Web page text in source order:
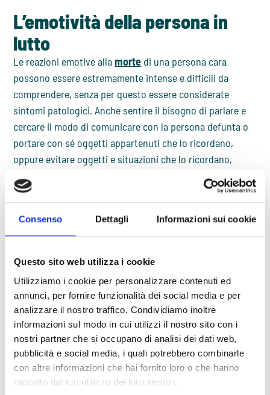
Consenso Dettagli Informazioni sui cookie
Questo sito web utilizza i cookie
Utilizziamo i cookie per personalizzare contenuti ed
annunci, per fornire funzionalità dei social media e per
analizzare il nostro traffico. Condividiamo inoltre
informazioni sul modo in cui utilizzi il nostro sito con i
nostri partner che si occupano di analisi dei dati web,
pubblicità e social media, i quali potrebbero combinarle
con altre informazioni che hai fornito loro o che hanno
raccolto dal tuo utilizzo dei loro servizi.
L’emotività della persona in
lutto
Le reazioni emotive allamorte di una persona cara
possono essere estremamente intense e difficili da
comprendere, senza per questo essere considerate
sintomi patologici. Anche sentire il bisogno di parlare e
cercare il modo di comunicare con la persona defunta o
portare con sé oggetti appartenuti che lo ricordano,
oppure evitare oggetti e situazioni che lo ricordano,
possono essere reazioni comportamentali per affrontare
la perdita.
emotivo, tristezza, solitudine e struggimento, possono
emergere vissuti dirabbiae di colpa. La rabbia può
essere dislocata verso altri nel tentativo di cercare una
spesso a un senso di impotenza di fronte all’ineluttabilità
della perdita. I vissuti emotivi di colpa dell’individuo in
lutto possono riferirsi al non esserci stato nel momento
del decesso, al non essere o non avere fatto abbastanza
prima che la persona morisse, piuttosto che sentirsi
responsabile per un errore di omissione o commissione
che viene interpretato come causa della morte.